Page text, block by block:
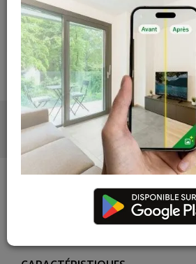
Les teintes, nuances et veinages des
varier par rapport au produit réel
DESCRIPTION